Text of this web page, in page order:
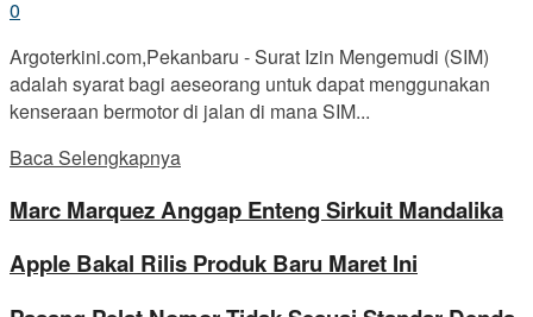
0
Argoterkini.com,Pekanbaru - Surat Izin Mengemudi (SIM)
adalah syarat bagi aeseorang untuk dapat menggunakan
kenseraan bermotor di jalan di mana SIM...
Baca Selengkapnya
Marc Marquez Anggap Enteng Sirkuit Mandalika
Apple Bakal Rilis Produk Baru Maret Ini